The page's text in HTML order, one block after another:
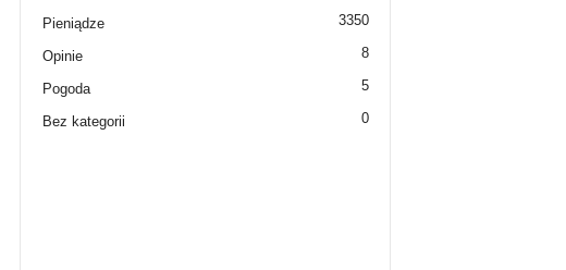
Pieniądze 3350
Opinie 8
Pogoda 5
Bez kategorii 0